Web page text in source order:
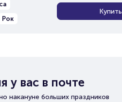
Рок
Купить
у вас в почте
накануне больших праздников